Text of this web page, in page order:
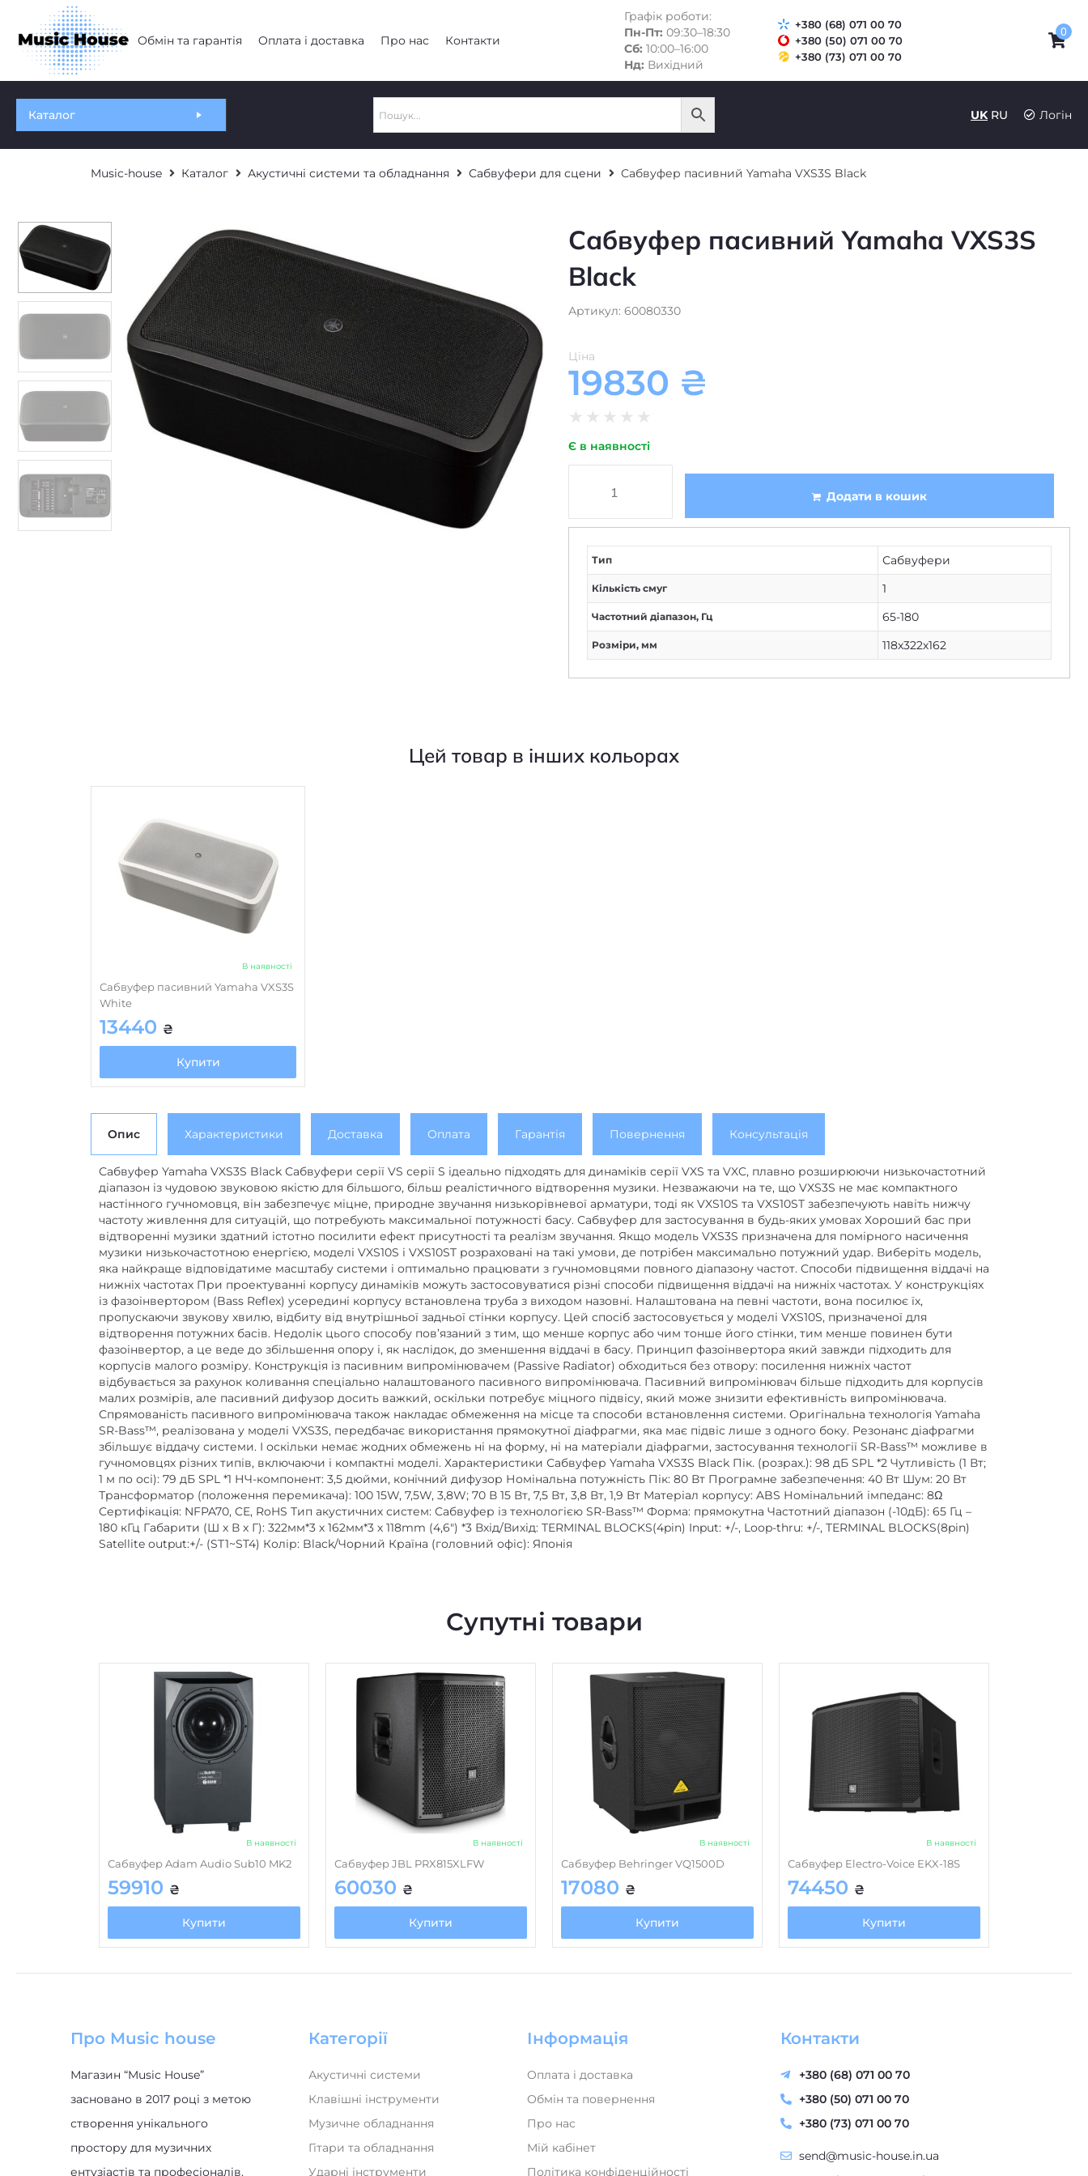
Обмін та гарантія Оплата і доставка Про нас Контакти
Графік роботи:
Пн-Пт: 09:30–18:30
Сб: 10:00–16:00
Нд: Вихідний
+380 (68) 071 00 70
+380 (50) 071 00 70
+380 (73) 071 00 70
0
Каталог UK RU Логін
Music-house Каталог Акустичні системи та обладнання Сабвуфери для сцени Сабвуфер пасивний Yamaha VXS3S Black
Сабвуфер пасивний Yamaha VXS3S
Black
Артикул: 60080330
Ціна
19830 ₴
★ ★ ★ ★ ★
Є в наявності
Додати в кошик
Тип Сабвуфери
Кількість смуг 1
Частотний діапазон, Гц 65-180
Розміри, мм 118х322х162
Цей товар в інших кольорах
В наявності
Сабвуфер пасивний Yamaha VXS3S
White
13440 ₴
Купити
Опис Характеристики Доставка Оплата Гарантія Повернення Консультація
Сабвуфер Yamaha VXS3S Black Сабвуфери серії VS серії S ідеально підходять для динаміків серії VXS та VXC, плавно розширюючи низькочастотний
діапазон із чудовою звуковою якістю для більшого, більш реалістичного відтворення музики. Незважаючи на те, що VXS3S не має компактного
настінного гучномовця, він забезпечує міцне, природне звучання низькорівневої арматури, тоді як VXS10S та VXS10ST забезпечують навіть нижчу
частоту живлення для ситуацій, що потребують максимальної потужності басу. Сабвуфер для застосування в будь-яких умовах Хороший бас при
відтворенні музики здатний істотно посилити ефект присутності та реалізм звучання. Якщо модель VXS3S призначена для помірного насичення
музики низькочастотною енергією, моделі VXS10S і VXS10ST розраховані на такі умови, де потрібен максимально потужний удар. Виберіть модель,
яка найкраще відповідатиме масштабу системи і оптимально працювати з гучномовцями повного діапазону частот. Способи підвищення віддачі на
нижніх частотах При проектуванні корпусу динаміків можуть застосовуватися різні способи підвищення віддачі на нижніх частотах. У конструкціях
із фазоінвертором (Bass Reflex) усередині корпусу встановлена ​​труба з виходом назовні. Налаштована на певні частоти, вона посилює їх,
пропускаючи звукову хвилю, відбиту від внутрішньої задньої стінки корпусу. Цей спосіб застосовується у моделі VXS10S, призначеної для
відтворення потужних басів. Недолік цього способу пов’язаний з тим, що менше корпус або чим тонше його стінки, тим менше повинен бути
фазоінвертор, а це веде до збільшення опору і, як наслідок, до зменшення віддачі в басу. Принцип фазоінвертора який завжди підходить для
корпусів малого розміру. Конструкція із пасивним випромінювачем (Passive Radiator) обходиться без отвору: посилення нижніх частот
відбувається за рахунок коливання спеціально налаштованого пасивного випромінювача. Пасивний випромінювач більше підходить для корпусів
малих розмірів, але пасивний дифузор досить важкий, оскільки потребує міцного підвісу, який може знизити ефективність випромінювача.
Спрямованість пасивного випромінювача також накладає обмеження на місце та способи встановлення системи. Оригінальна технологія Yamaha
SR-Bass™, реалізована у моделі VXS3S, передбачає використання прямокутної діафрагми, яка має підвіс лише з одного боку. Резонанс діафрагми
збільшує віддачу системи. І оскільки немає жодних обмежень ні на форму, ні на матеріали діафрагми, застосування технології SR-Bass™ можливе в
гучномовцях різних типів, включаючи і компактні моделі. Характеристики Сабвуфер Yamaha VXS3S Black Пік. (розрах.): 98 дБ SPL *2 Чутливість (1 Вт;
1 м по осі): 79 дБ SPL *1 НЧ-компонент: 3,5 дюйми, конічний дифузор Номінальна потужність Пік: 80 Вт Програмне забезпечення: 40 Вт Шум: 20 Вт
Трансформатор (положення перемикача): 100 15W, 7,5W, 3,8W; 70 В 15 Вт, 7,5 Вт, 3,8 Вт, 1,9 Вт Матеріал корпусу: ABS Номінальний імпеданс: 8Ω
Сертифікація: NFPA70, CE, RoHS Тип акустичних систем: Сабвуфер із технологією SR-Bass™ Форма: прямокутна Частотний діапазон (-10дБ): 65 Гц –
180 кГц Габарити (Ш x В x Г): 322мм*3 х 162мм*3 х 118mm (4,6″) *3 Вхід/Вихід: TERMINAL BLOCKS(4pin) Input: +/-, Loop-thru: +/-, TERMINAL BLOCKS(8pin)
Satellite output:+/- (ST1~ST4) Колір: Black/Чорний Країна (головний офіс): Японія
Супутні товари
В наявності
Сабвуфер Adam Audio Sub10 MK2
59910 ₴
Купити
В наявності
Сабвуфер JBL PRX815XLFW
60030 ₴
Купити
В наявності
Сабвуфер Behringer VQ1500D
17080 ₴
Купити
В наявності
Сабвуфер Electro-Voice EKX-18S
74450 ₴
Купити
Про Music house
Магазин “Music House”
засновано в 2017 році з метою
створення унікального
простору для музичних
ентузіастів та професіоналів.
Категорії
Акустичні системи
Клавішні інструменти
Музичне обладнання
Гітари та обладнання
Ударні інструменти
Інформація
Оплата і доставка
Обмін та повернення
Про нас
Мій кабінет
Політика конфіденційності
Контакти
+380 (68) 071 00 70
+380 (50) 071 00 70
+380 (73) 071 00 70
send@music-house.in.ua